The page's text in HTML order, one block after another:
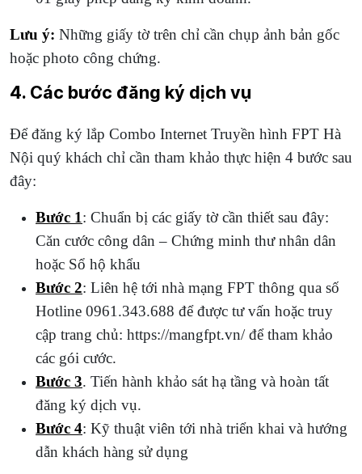
Lưu ý: Những giấy tờ trên chỉ cần chụp ảnh bản gốc
hoặc photo công chứng.
4. Các bước đăng ký dịch vụ
Để đăng ký lắp Combo Internet Truyền hình FPT Hà
Nội quý khách chỉ cần tham khảo thực hiện 4 bước sau
đây:
Bước 1: Chuẩn bị các giấy tờ cần thiết sau đây:
Căn cước công dân – Chứng minh thư nhân dân
hoặc Sổ hộ khẩu
Bước 2: Liên hệ tới nhà mạng FPT thông qua số
Hotline 0961.343.688 để được tư vấn hoặc truy
cập trang chủ: https://mangfpt.vn/ để tham khảo
các gói cước.
Bước 3. Tiến hành khảo sát hạ tầng và hoàn tất
đăng ký dịch vụ.
Bước 4: Kỹ thuật viên tới nhà triển khai và hướng
dẫn khách hàng sử dụng